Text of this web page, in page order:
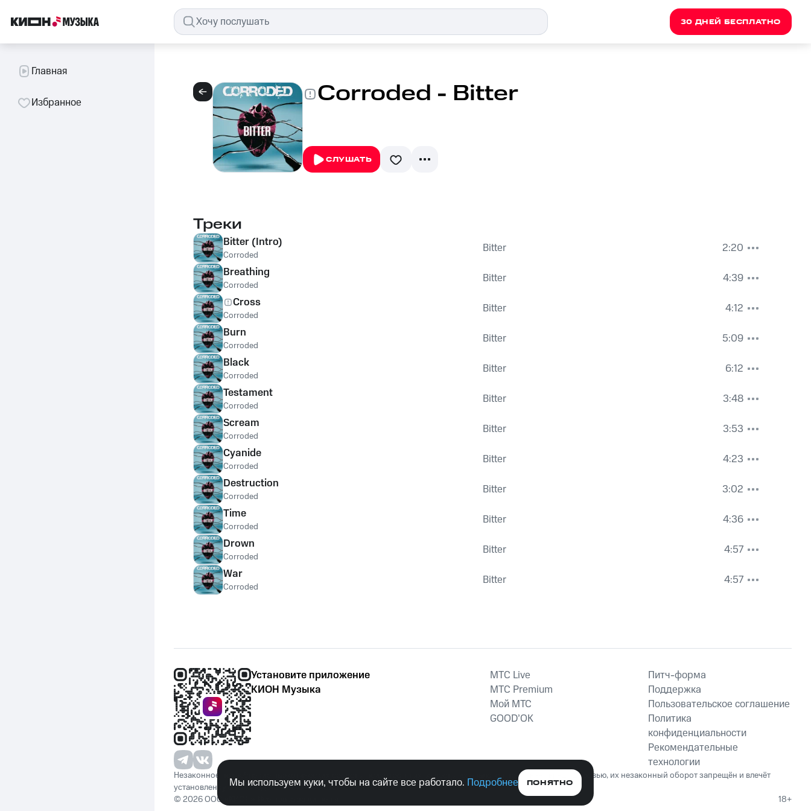
30 ДНЕЙ БЕСПЛАТНО
Главная
Избранное Corroded - Bitter
СЛУШАТЬ
Треки
Bitter (Intro)
Corroded Bitter
2:20
Breathing
Corroded Bitter
4:39
Cross
Corroded Bitter
4:12
Burn
Corroded Bitter
5:09
Black
Corroded Bitter
6:12
Testament
Corroded Bitter
3:48
Scream
Corroded Bitter
3:53
Cyanide
Corroded Bitter
4:23
Destruction
Corroded Bitter
3:02
Time
Corroded Bitter
4:36
Drown
Corroded Bitter
4:57
War
Corroded Bitter 4:57
Установите приложение
КИОН Музыка
MTС Live
MTС Premium
Мой МТС
GOOD’OK
Питч-форма
Поддержка
Пользовательское соглашение
Политика
конфиденциальности
Рекомендательные
технологии
Незаконное потребление наркотических средств, психотропных веществ, их аналогов причиняет вред здоровью, их незаконный оборот запрещён и влечёт
установленную законодательством ответственность.
© 2026 ООО «КИОН». Все права защищены
18+
Мы используем куки, чтобы на сайте все работало. Подробнее ПОНЯТНО